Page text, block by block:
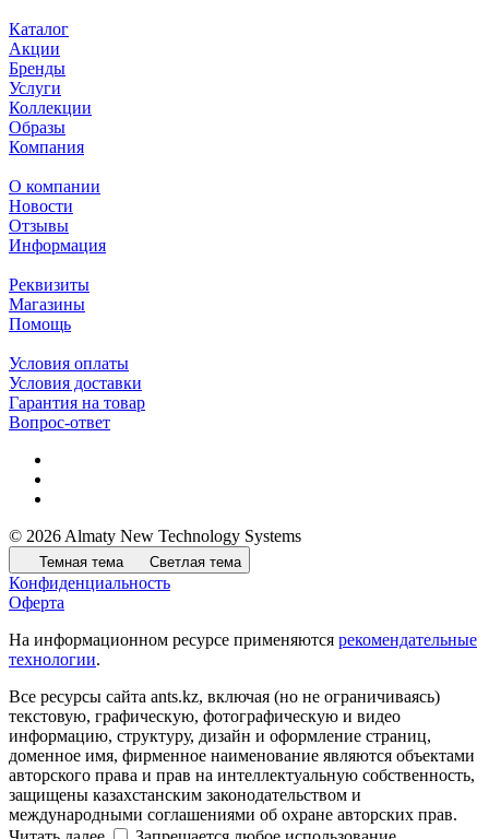
Каталог
Акции
Бренды
Услуги
Коллекции
Образы
Компания
О компании
Новости
Отзывы
Информация
Реквизиты
Магазины
Помощь
Условия оплаты
Условия доставки
Гарантия на товар
Вопрос-ответ
© 2026 Almaty New Technology Systems
Темная тема Светлая тема
Конфиденциальность
Оферта
На информационном ресурсе применяются рекомендательные
технологии.
Все ресурсы сайта ants.kz, включая (но не ограничиваясь)
текстовую, графическую, фотографическую и видео
информацию, структуру, дизайн и оформление страниц,
доменное имя, фирменное наименование являются объектами
авторского права и прав на интеллектуальную собственность,
защищены казахстанским законодательством и
международными соглашениями об охране авторских прав.